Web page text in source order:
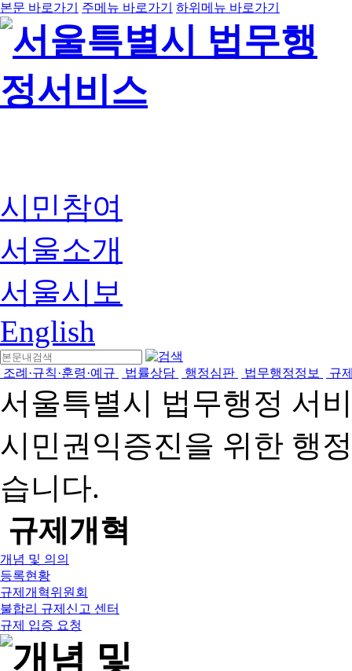
본문 바로가기 주메뉴 바로가기 하위메뉴 바로가기
시민참여
서울소개
서울시보
English
조례·규칙·훈령·예규 법률상담 행정심판 법무행정정보 규
서울특별시 법무행정 서
시민권익증진을 위한 행
습니다.
규제개혁
개념 및 의의
등록현황
규제개혁위원회
불합리 규제신고 센터
규제 입증 요청